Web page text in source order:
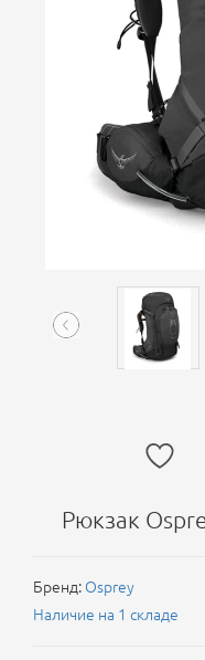
Рюкзак
Бренд: Osprey
Наличие на 1 складе